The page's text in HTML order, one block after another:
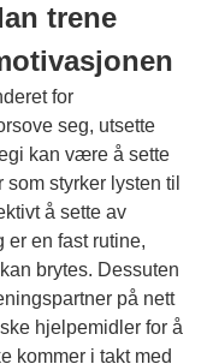
trene
for
seg, utsette
kan være å sette
styrker lysten til
å sette av
er en fast rutine,
brytes. Dessuten
på nett
hjelpemidler for å
kommer i takt med